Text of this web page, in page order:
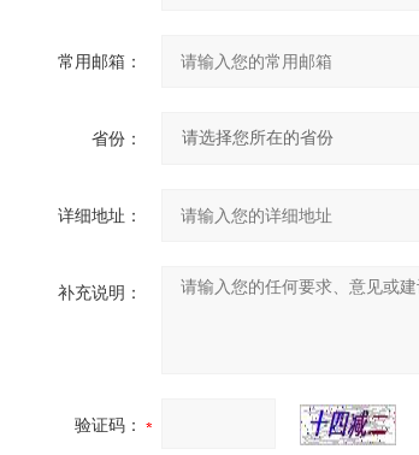
常用邮箱：
省份：
详细地址：
补充说明：
验证码：